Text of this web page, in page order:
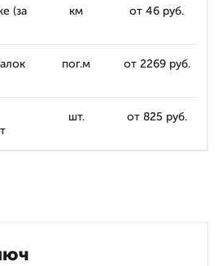
(за
км от 46 руб.
пог.м от 2269 руб.
шт. от 825 руб.